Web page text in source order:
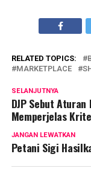
RELATED TOPICS:
MARKETPLACE
SELANJUTNYA
DJP Sebut Aturan
Memperjelas
JANGAN LEWATKAN
Petani Sigi